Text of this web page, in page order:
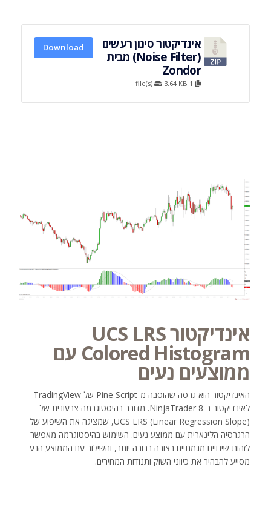
אינדיקטור סינון רעשים
(Noise Filter) מבית
Zondor
3.64 KB
Download
אינדיקטור UCS LRS
Colored Histogram עם
ממוצעים נעים
האינדיקטור הוא גרסה שהוסבה מ-Pine Script של TradingView
לאינדיקטור ב-NinjaTrader 8. מדובר בהיסטוגרמה צבעונית של
UCS LRS (Linear Regression Slope), שמציגה את השיפוע של
הרגרסיה הלינארית עם ממוצע נעים. השימוש בהיסטוגרמה מאפשר
לזהות שינויים מגמתיים בצורה ברורה יותר, והשילוב עם הממוצע הנע
מסייע להבהיר את כיווני השוק ותנודות המחירים.